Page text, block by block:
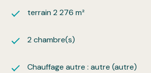
terrain 2 276 m²
2 chambre(s)
Chauffage autre : autre (autre)